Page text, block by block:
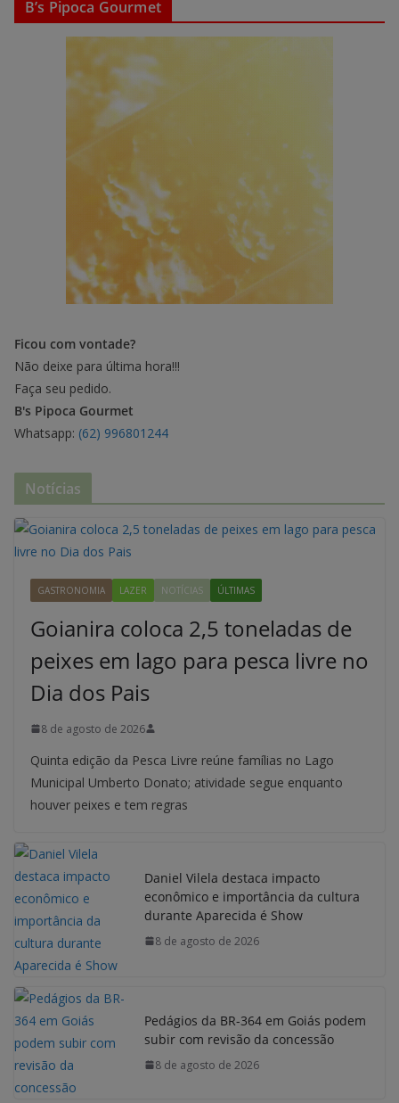
B’s Pipoca Gourmet
Ficou com vontade?
Não deixe para última hora!!!
Faça seu pedido.
B's Pipoca Gourmet
Whatsapp: (62) 996801244
Notícias
GASTRONOMIA LAZER NOTÍCIAS ÚLTIMAS
Goianira coloca 2,5 toneladas de
peixes em lago para pesca livre no
Dia dos Pais
8 de agosto de 2026
Quinta edição da Pesca Livre reúne famílias no Lago
Municipal Umberto Donato; atividade segue enquanto
houver peixes e tem regras
Daniel Vilela destaca impacto
econômico e importância da cultura
durante Aparecida é Show
8 de agosto de 2026
Pedágios da BR-364 em Goiás podem
subir com revisão da concessão
8 de agosto de 2026